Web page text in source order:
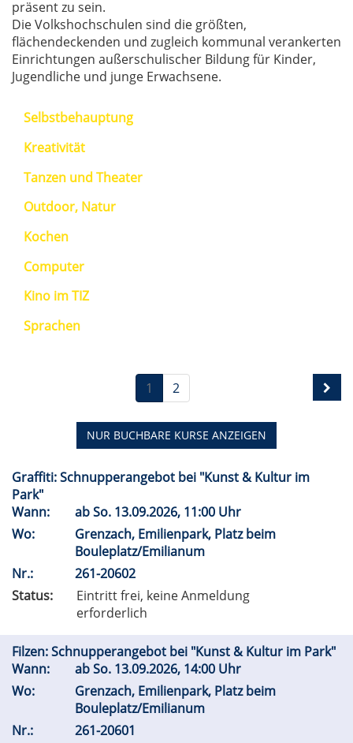
präsent zu sein.
Die Volkshochschulen sind die größten,
flächendeckenden und zugleich kommunal verankerten
Einrichtungen außerschulischer Bildung für Kinder,
Jugendliche und junge Erwachsene.
Selbstbehauptung
Kreativität
Tanzen und Theater
Outdoor, Natur
Kochen
Computer
Kino im TIZ
Sprachen
1 2
NUR BUCHBARE KURSE ANZEIGEN
Graffiti: Schnupperangebot bei "Kunst & Kultur im
Park"
Wann:
abSo. 13.09.2026, 11:00 Uhr
Wo:
Grenzach, Emilienpark, Platz beim
Bouleplatz/Emilianum
Nr.:
261-20602
Status:
Eintritt frei, keine Anmeldung
erforderlich
Filzen: Schnupperangebot bei "Kunst & Kultur im Park"
Wann:
abSo. 13.09.2026, 14:00 Uhr
Wo:
Grenzach, Emilienpark, Platz beim
Bouleplatz/Emilianum
Nr.:
261-20601